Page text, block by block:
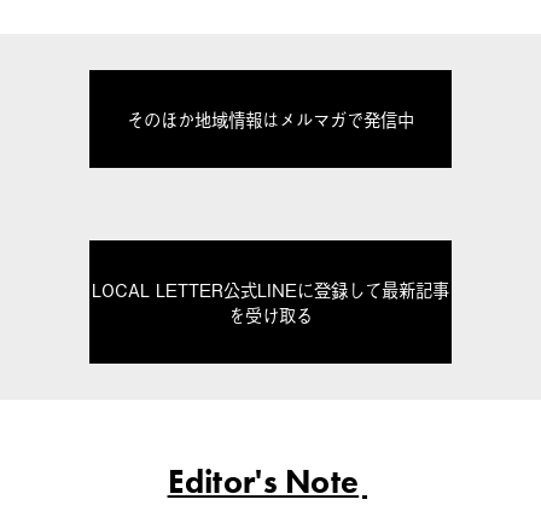
そのほか地域情報はメルマガで発信中
LOCAL LETTER公式LINEに登録して最新記事
を受け取る
Editor's Note